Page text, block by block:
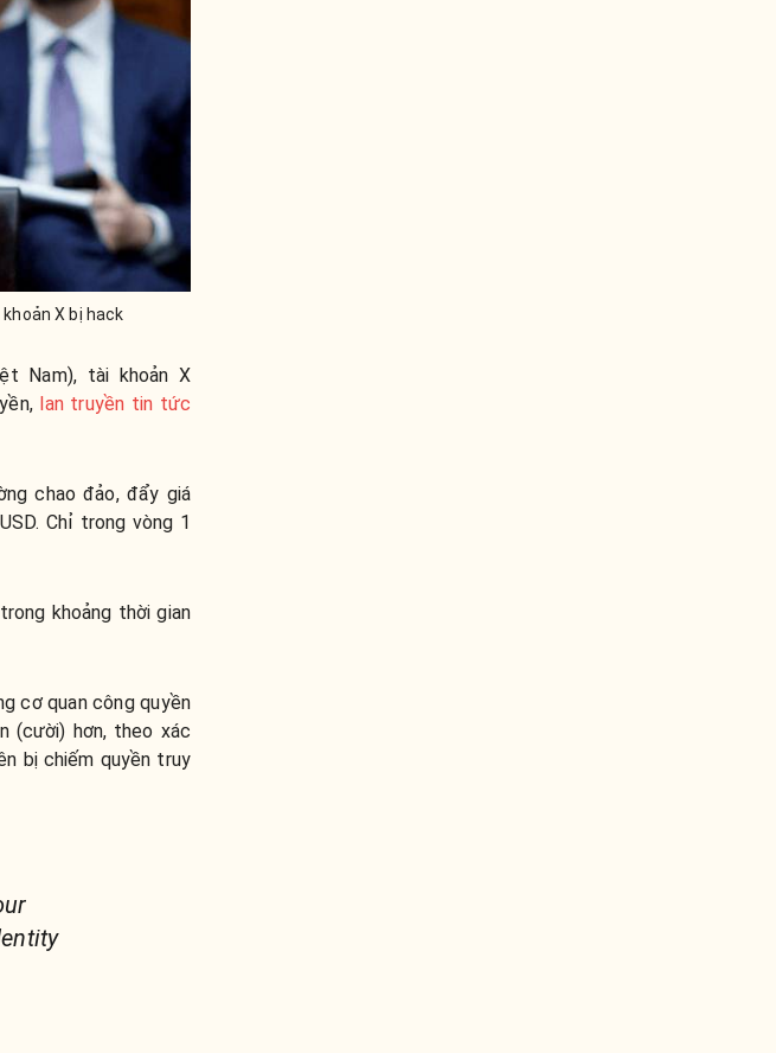
X bị hack
Nam), tài khoản X
lan truyền tin tức
chao đảo, đẩy giá
Chỉ trong vòng 1
khoảng thời gian
cơ quan công quyền
(cười) hơn, theo xác
bị chiếm quyền truy